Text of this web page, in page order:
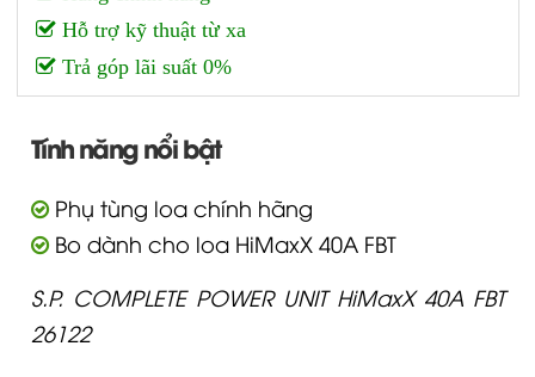
Hỗ trợ kỹ thuật từ xa
Trả góp lãi suất 0%
Tính năng nổi bật
Phụ tùng loa chính hãng
Bo dành cho loa HiMaxX 40A FBT
S.P. COMPLETE POWER UNIT HiMaxX 40A FBT
26122